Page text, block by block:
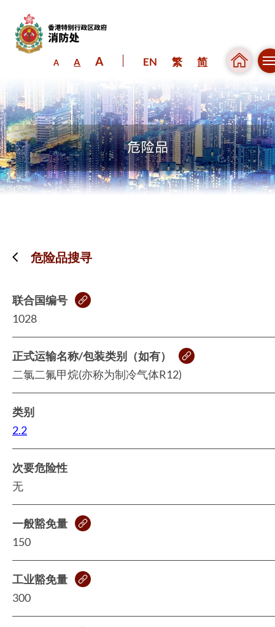
A A A EN 繁 简
危险品搜寻
联合国编号
1028
正式运输名称/包装类别（如有）
二氯二氟甲烷(亦称为制冷气体R12)
类别
2.2
次要危险性
无
一般豁免量
150
工业豁免量
300